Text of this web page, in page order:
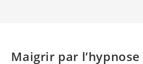
Maigrir par l’hypnose